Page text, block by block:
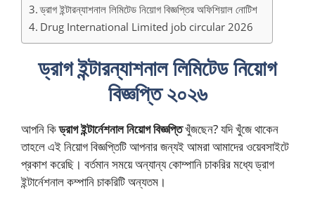
ড্রাগ ইন্টারন্যাশনাল লিমিটেড নিয়োগ বিজ্ঞপ্তির অফিশিয়াল নোটিশ
Drug International Limited job circular 2026
ড্রাগ ইন্টারন্যাশনাল লিমিটেড নিয়োগ
বিজ্ঞপ্তি ২০২৬
আপনি কিড্রাগ ইন্টার্নেশনাল নিয়োগ বিজ্ঞপ্তিখুঁজছেন? যদি খুঁজে থাকেন
তাহলে এই নিয়োগ বিজ্ঞপ্তিটি আপনার জন্যই আমরা আমাদের ওয়েবসাইটে
প্রকাশ করেছি। বর্তমান সময়ে অন্যান্য কোম্পানি চাকরির মধ্যে ড্রাগ
ইন্টার্নেশনাল কম্পানি চাকরিটি অন্যতম।